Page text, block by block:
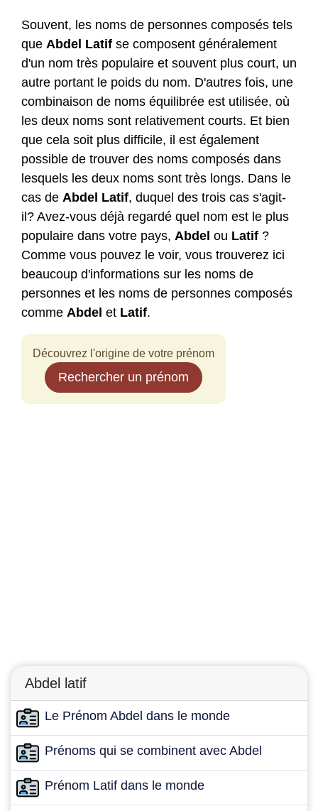
Souvent, les noms de personnes composés tels
que Abdel Latif se composent généralement
d'un nom très populaire et souvent plus court, un
autre portant le poids du nom. D'autres fois, une
combinaison de noms équilibrée est utilisée, où
les deux noms sont relativement courts. Et bien
que cela soit plus difficile, il est également
possible de trouver des noms composés dans
lesquels les deux noms sont très longs. Dans le
cas de Abdel Latif, duquel des trois cas s'agit-
il? Avez-vous déjà regardé quel nom est le plus
populaire dans votre pays, Abdel ou Latif ?
Comme vous pouvez le voir, vous trouverez ici
beaucoup d'informations sur les noms de
personnes et les noms de personnes composés
comme Abdel et Latif.
Découvrez l'origine de votre prénom
Rechercher un prénom
Abdel latif
Le Prénom Abdel dans le monde
Prénoms qui se combinent avec Abdel
Prénom Latif dans le monde